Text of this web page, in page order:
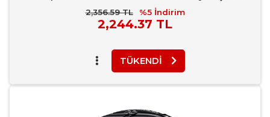
Piyasa
Fiyatı
2,244.37 TL
%5İndirim
2,356.59 TL
TÜKENDI